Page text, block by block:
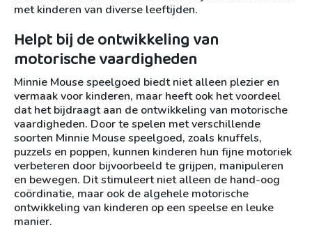
met kinderen van diverse leeftijden.
Helpt bij de ontwikkeling van
motorische vaardigheden
Minnie Mouse speelgoed biedt niet alleen plezier en
vermaak voor kinderen, maar heeft ook het voordeel
dat het bijdraagt aan de ontwikkeling van motorische
vaardigheden. Door te spelen met verschillende
soorten Minnie Mouse speelgoed, zoals knuffels,
puzzels en poppen, kunnen kinderen hun fijne motoriek
verbeteren door bijvoorbeeld te grijpen, manipuleren
en bewegen. Dit stimuleert niet alleen de hand-oog
coördinatie, maar ook de algehele motorische
ontwikkeling van kinderen op een speelse en leuke
manier.